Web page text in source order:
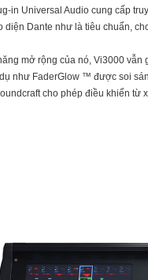
in Universal Audio cung cấp
diện Dante như là tiêu chuẩn,
mở rộng của nó, Vi3000 vẫn
như FaderGlow ™ được soi
cho phép điều khiển từ